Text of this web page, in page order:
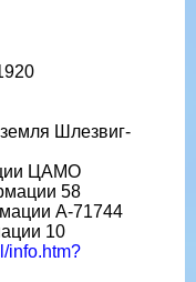
Шлезвиг-
ЦАМО
58
A-71744
10
info.htm?